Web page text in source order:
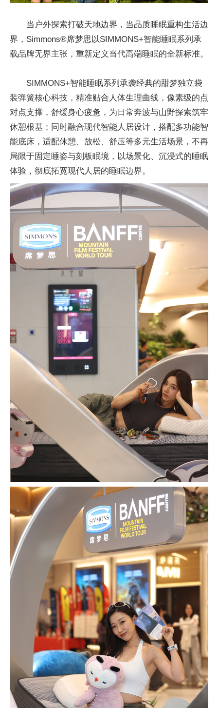
当户外探索打破天地边界，当品质睡眠重构生活边
界，Simmons®席梦思以SIMMONS+智能睡眠系列承
载品牌无界主张，重新定义当代高端睡眠的全新标准。
SIMMONS+智能睡眠系列承袭经典的甜梦独立袋
装弹簧核心科技，精准贴合人体生理曲线，像素级的点
对点支撑，舒缓身心疲惫，为日常奔波与山野探索筑牢
休憩根基；同时融合现代智能人居设计，搭配多功能智
能底床，适配休憩、放松、舒压等多元生活场景，不再
局限于固定睡姿与刻板眠境，以场景化、沉浸式的睡眠
体验，彻底拓宽现代人居的睡眠边界。